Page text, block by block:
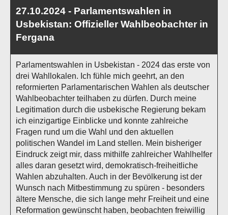
27.10.2024 - Parlamentswahlen in
Usbekistan: Offizieller Wahlbeobachter in
Fergana
Parlamentswahlen in Usbekistan - 2024 das erste von
drei Wahllokalen. Ich fühle mich geehrt, an den
reformierten Parlamentarischen Wahlen als deutscher
Wahlbeobachter teilhaben zu dürfen. Durch meine
Legitimation durch die usbekische Regierung bekam
ich einzigartige Einblicke und konnte zahlreiche
Fragen rund um die Wahl und den aktuellen
politischen Wandel im Land stellen. Mein bisheriger
Eindruck zeigt mir, dass mithilfe zahlreicher Wahlhelfer
alles daran gesetzt wird, demokratisch-freiheitliche
Wahlen abzuhalten. Auch in der Bevölkerung ist der
Wunsch nach Mitbestimmung zu spüren - besonders
ältere Mensche, die sich lange mehr Freiheit und eine
Reformation gewünscht haben, beobachten freiwillig